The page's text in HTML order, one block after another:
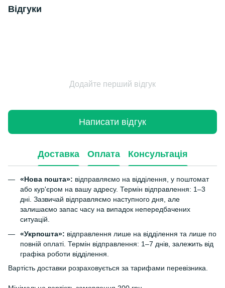
Відгуки
Додайте перший відгук
Написати відгук
Доставка Оплата Консультація
«Нова пошта»: відправляємо на відділення, у поштомат
або кур'єром на вашу адресу. Термін відправлення: 1–3
дні. Зазвичай відправляємо наступного дня, але
залишаємо запас часу на випадок непередбачених
ситуацій.
«Укрпошта»: відправлення лише на відділення та лише по
повній оплаті. Термін відправлення: 1–7 днів, залежить від
графіка роботи відділення.
Вартість доставки розраховується за тарифами перевізника.